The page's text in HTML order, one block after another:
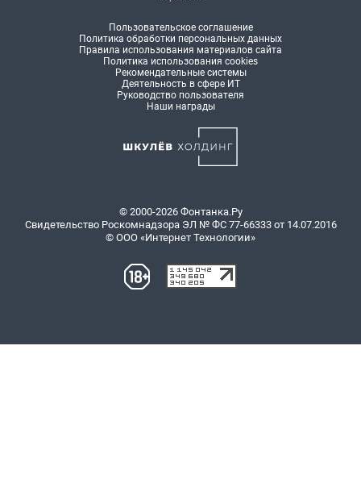
Пользовательское соглашение
Политика обработки персональных данных
Правила использования материалов сайта
Политика использования cookies
Рекомендательные системы
Деятельность в сфере ИТ
Руководство пользователя
Наши награды
© 2000-2026 Фонтанка.Ру
Свидетельство Роскомнадзора ЭЛ № ФС 77-66333 от 14.07.2016
© ООО «Интернет Технологии»